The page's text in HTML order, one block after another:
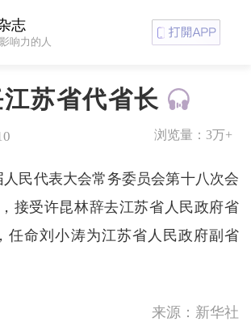
苏省代省长
浏览量： 3万+
民代表大会常务委员会第十八次会
接受许昆林辞去江苏省人民政府省
任命刘小涛为江苏省人民政府副省
来源：新华社
志
响力的人